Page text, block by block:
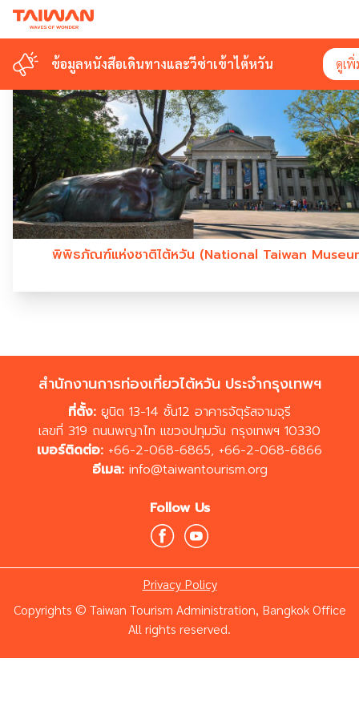
ข้อมูลหนังสือเดินทางและวีซ่าเข้าไต้หวัน ดูเ
ข้อมูลหนังสือเดินทางและวีซ่าเข้าไต้หวัน ดูเ
พิพิธภัณฑ์แห่งชาติไต้หวัน (National Taiwan
สำนักงานการท่องเที่ยวไต้หวัน ประจำกรุงเทพฯ
ที่ตั้ง: ยูนิต 13-14 ชั้น12 อาคารจัตุรัสจามจุรี
เลขที่ 319 ถนนพญาไท แขวงปทุมวัน กรุงเทพฯ 10330
เบอร์ติดต่อ: +66-2-068-6865, +66-2-068-6866
อีเมล: info@taiwantourism.org
Follow Us
Privacy Policy
Copyrights © Taiwan Tourism Administration, Bangkok Office
All rights reserved.